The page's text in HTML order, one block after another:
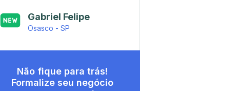
Gabriel Felipe
Osasco - SP
Não fique para trás!
Formalize seu negócio